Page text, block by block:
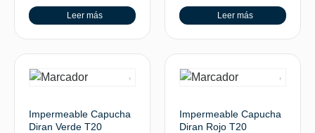
Leer más Leer más
Impermeable Capucha
Diran Verde T20
Impermeable Capucha
Diran Rojo T20